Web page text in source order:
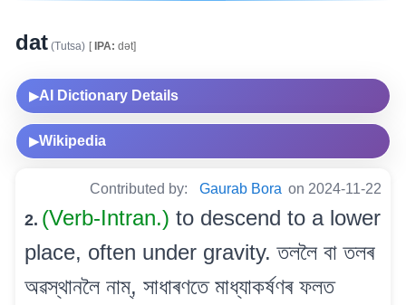
dat (Tutsa) [IPA: dət]
▶AI Dictionary Details
▶Wikipedia
Contributed by: Gaurab Bora on 2024-11-22
2. (Verb-Intran.) to descend to a lower
place, often under gravity. তললৈ বা তলৰ
অৱস্থানলৈ নাম্, সাধাৰণতে মাধ্যাকৰ্ষণৰ ফলত